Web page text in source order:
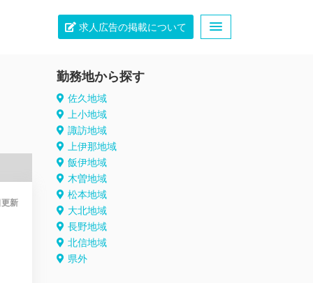
求人広告の掲載について
更新
勤務地から探す
佐久地域
上小地域
諏訪地域
上伊那地域
飯伊地域
木曽地域
松本地域
大北地域
長野地域
北信地域
県外